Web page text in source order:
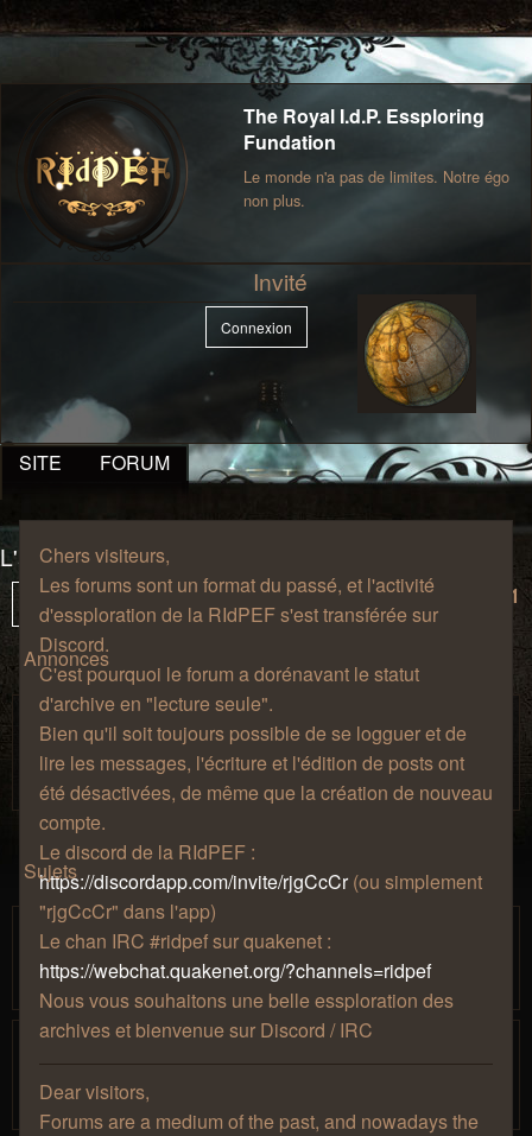
The Royal I.d.P. Essploring
Fundation
Le monde n'a pas de limites. Notre égo
non plus.
Invité
Connexion
SITE FORUM
Chers visiteurs,
Les forums sont un format du passé, et l'activité
d'essploration de la RIdPEF s'est transférée sur
Discord.
C'est pourquoi le forum a dorénavant le statut
d'archive en "lecture seule".
Bien qu'il soit toujours possible de se logguer et de
lire les messages, l'écriture et l'édition de posts ont
été désactivées, de même que la création de nouveau
compte.
Le discord de la RIdPEF :
https://discordapp.com/invite/rjgCcCr(ou simplement
"rjgCcCr" dans l'app)
Le chan IRC #ridpef sur quakenet :
https://webchat.quakenet.org/?channels=ridpef
Nous vous souhaitons une belle essploration des
archives et bienvenue sur Discord / IRC
Dear visitors,
Forums are a medium of the past, and nowadays the
L'avancée des essplorateurs, version classic !
Verrouillé 6 sujets • Page 1
Annonces
Règles de bienséance.
» jeu. 27 août 2009, 12:57 » dans Salon de
café
Sujets
Abyssum, Roi des Pirates autoproclamé
PouletSansTete
15:30
Khamúl le retraité, mais pas trop quand
parKhamúl